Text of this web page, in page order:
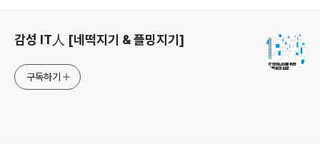
감성 IT人 [네떡지기 & 플밍지기]
구독하기